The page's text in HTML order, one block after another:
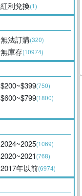
紅利兌換(1)
無法訂購(320)
無庫存(10974)
$200~$399(750)
$600~$799(1800)
2024~2025(1069)
2020~2021(768)
2017年以前(6974)